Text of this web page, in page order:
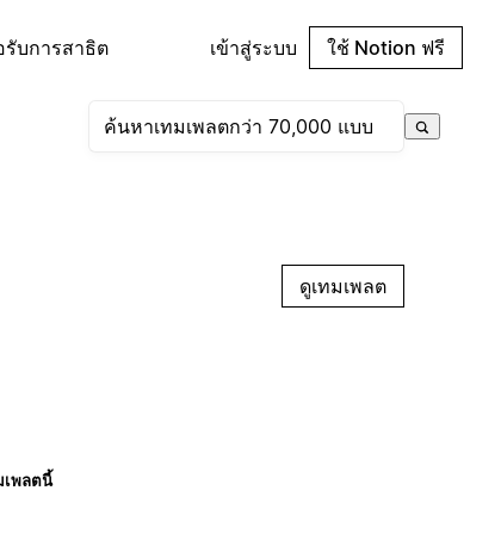
บการสาธิต เข้าสู่ระบบ ใช้ Notion ฟรี
ดูเทมเพลต
เพลตนี้